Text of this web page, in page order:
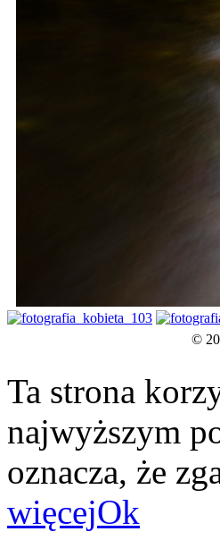
©
Ta strona
najwyższym
oznacza, że
więcejOk